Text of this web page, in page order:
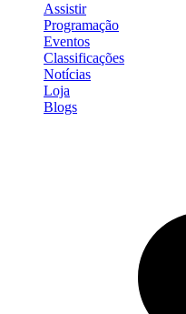
Assistir
Programação
Eventos
Classificações
Notícias
Loja
Blogs